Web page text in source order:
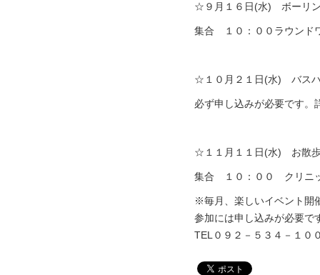
☆９月１６日(水) ボーリ
集合 １０：００ラウンド
☆１０月２１日(水) バス
必ず申し込みが必要です。
☆１１月１１日(水) お散
集合 １０：００ クリニ
※毎月、楽しいイベント開
参加には申し込みが必要で
TEL０９２－５３４－１０